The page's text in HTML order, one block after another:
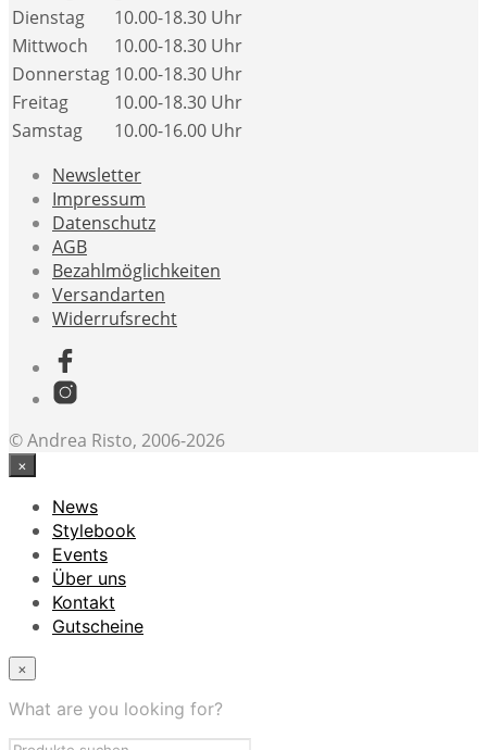
Dienstag
10.00-18.30 Uhr
Mittwoch
10.00-18.30 Uhr
Donnerstag 10.00-18.30 Uhr
Freitag
10.00-18.30 Uhr
Samstag
10.00-16.00 Uhr
Newsletter
Impressum
Datenschutz
AGB
Bezahlmöglichkeiten
Versandarten
Widerrufsrecht
© Andrea Risto, 2006-2026
×
News
Stylebook
Events
Über uns
Kontakt
Gutscheine
×
What are you looking for?